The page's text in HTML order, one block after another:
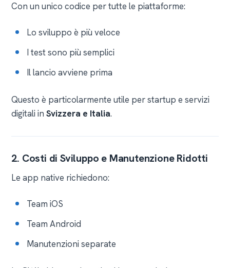
Con un unico codice per tutte le piattaforme:
Lo sviluppo è più veloce
I test sono più semplici
Il lancio avviene prima
Questo è particolarmente utile per startup e servizi
digitali inSvizzera e Italia.
2. Costi di Sviluppo e Manutenzione Ridotti
Le app native richiedono:
Team iOS
Team Android
Manutenzioni separate